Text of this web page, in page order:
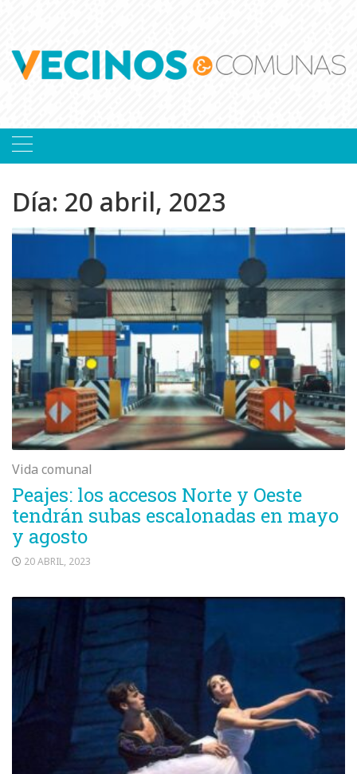
Día: 20 abril, 2023
Vida comunal
Peajes: los accesos Norte y Oeste
tendrán subas escalonadas en mayo
y agosto
20 ABRIL, 2023